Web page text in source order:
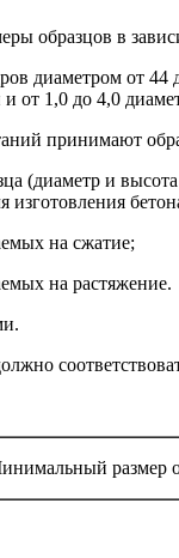
образцов в
диаметром от
от 1,0 до 4,0
принимают
(диаметр и
изготовления
на сжатие;
на растяжение.
размер